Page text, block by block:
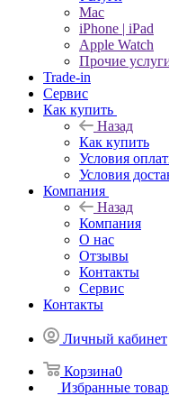
Mac
iPhone | iPad
Apple Watch
Прочие
Trade-in
Сервис
Как купить
Назад
Как купить
Условия
Условия
Компания
Назад
Компания
О нас
Отзывы
Контакты
Сервис
Контакты
Личный кабинет
Корзина0
Избранные